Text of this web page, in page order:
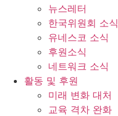
뉴스레터
한국위원회 소식
유네스코 소식
후원소식
네트워크 소식
활동 및 후원
미래 변화 대처
교육 격차 완화